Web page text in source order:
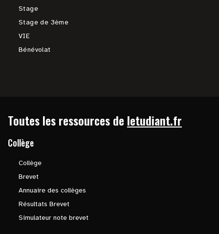
Stage
Stage de 3ème
VIE
Bénévolat
Toutes les ressources de letudiant.fr
Collège
Collège
Brevet
Annuaire des collèges
Résultats Brevet
Simulateur note brevet